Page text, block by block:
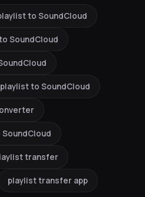
to SoundCloud
SoundCloud
to SoundCloud
transfer
playlist transfer app